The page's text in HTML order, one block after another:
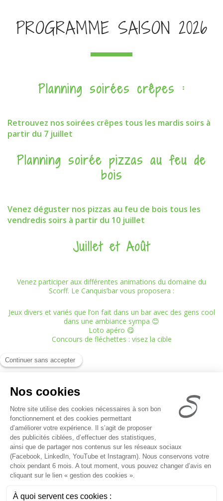
PROGRAMME SAISON 2026
Planning soirées crêpes :
Retrouvez nos soirées crêpes tous les mardis soirs à
partir du 7 juillet
Planning soirée pizzas au feu de
bois
Venez déguster nos pizzas au feu de bois tous les
vendredis soirs à partir du 10 juillet
Juillet et Août
Venez participer aux différentes animations du domaine du
Scorff. Le Canquis’bar vous proposera :
Jeux divers et variés que l’on fait dans un bar avec des gens cool
dans une ambiance sympa 😊
Loto apéro 😋
Concours de fléchettes : visez la cible
8 Canquisquelen
56540 KERNASCLEDEN
06.87.99.12.34